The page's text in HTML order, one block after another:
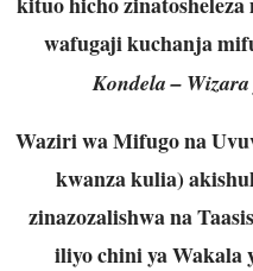
wafugaji kuchanja
Kondela –
Waziri wa Mifugo na
kwanza kulia)
zinazozalishwa na
iliyo chini ya Wakala